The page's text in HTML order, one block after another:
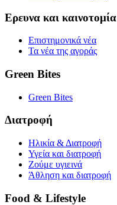
Ερευνα και καινοτομία
Επιστημονικά νέα
Τα νέα της αγοράς
Green Bites
Green Bites
Διατροφή
Ηλικία & Διατροφή
Υγεία και διατροφή
Ζούμε υγιεινά
Άθληση και διατροφή
Food & Lifestyle